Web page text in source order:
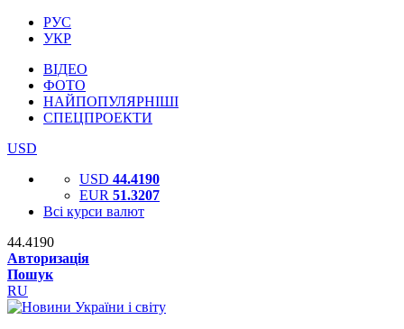
РУС
УКР
ВІДЕО
ФОТО
НАЙПОПУЛЯРНІШІ
СПЕЦПРОЕКТИ
USD
USD 44.4190
EUR 51.3207
Всі курси валют
44.4190
Авторизація
Пошук
RU